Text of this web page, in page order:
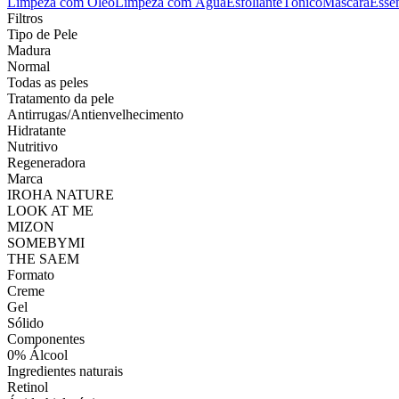
Filtros
Tipo de Pele
Madura
Normal
Todas as peles
Tratamento da pele
Antirrugas/Antienvelhecimento
Hidratante
Nutritivo
Regeneradora
Marca
IROHA NATURE
LOOK AT ME
MIZON
SOMEBYMI
THE SAEM
Formato
Creme
Gel
Sólido
Componentes
0% Álcool
Ingredientes naturais
Retinol